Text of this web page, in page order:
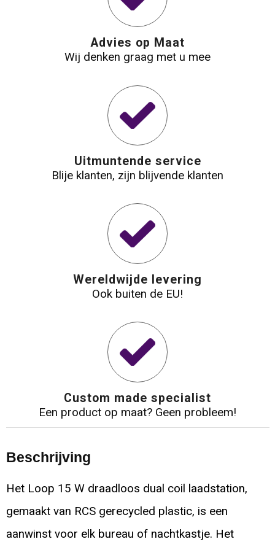
Waterbestendige tassen
Reistassensets
Advies op Maat
Wij denken graag met u mee
Uitmuntende service
Blije klanten, zijn blijvende klanten
Wereldwijde levering
Ook buiten de EU!
Custom made specialist
Een product op maat? Geen probleem!
Beschrijving
Het Loop 15 W draadloos dual coil laadstation,
gemaakt van RCS gerecycled plastic, is een
aanwinst voor elk bureau of nachtkastje. Het